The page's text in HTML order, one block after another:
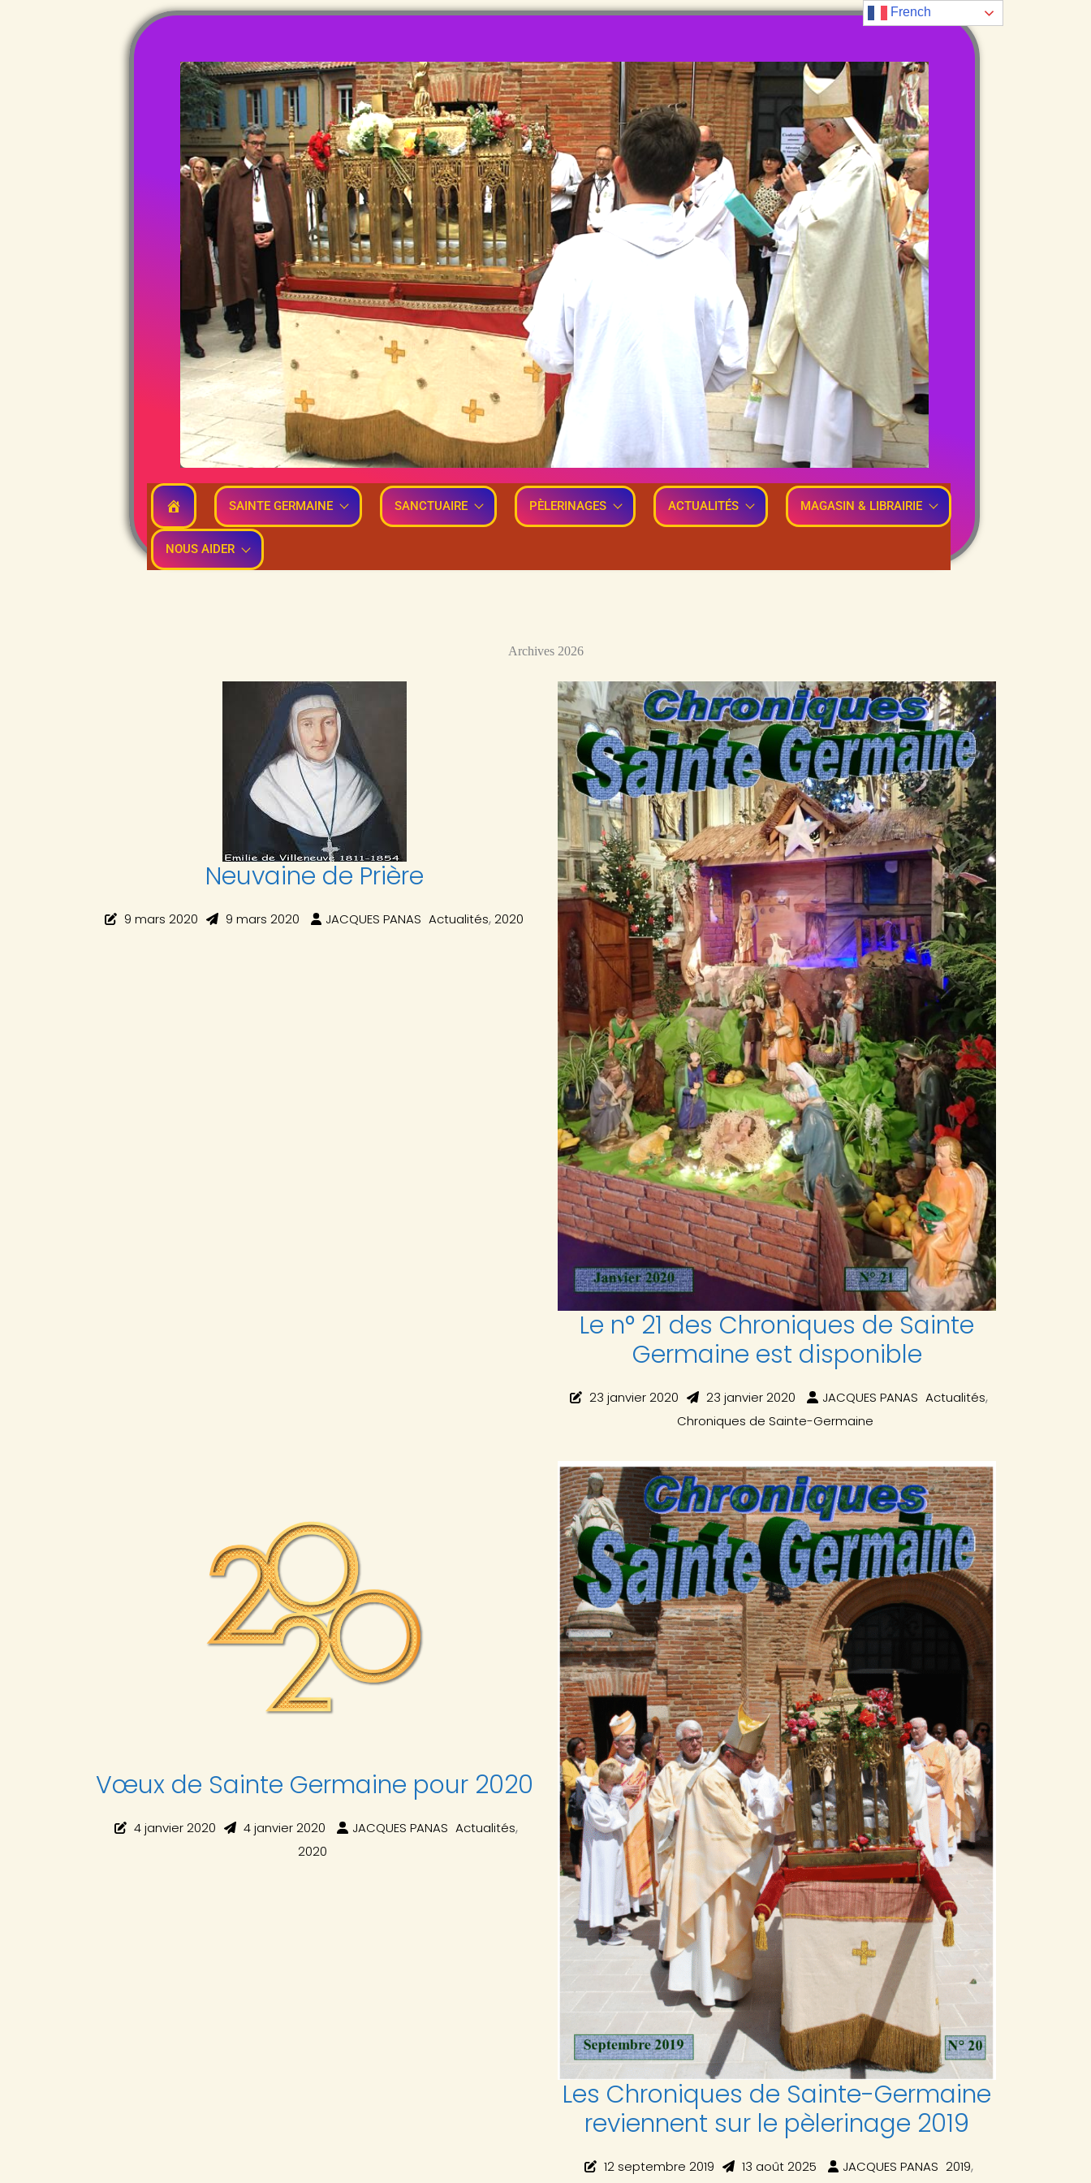
SAINTE GERMAINE SANCTUAIRE PÈLERINAGES ACTUALITÉS MAGASIN & LIBRAIRIE
NOUS AIDER
Archives 2026
Neuvaine de Prière
9 mars 2020 9 mars 2020 JACQUES PANAS Actualités,2020
Le n° 21 des Chroniques de Sainte
Germaine est disponible
23 janvier 2020 23 janvier 2020 JACQUES PANAS Actualités,
Chroniques de Sainte-Germaine
Vœux de Sainte Germaine pour 2020
4 janvier 2020 4 janvier 2020 JACQUES PANAS Actualités,
2020
Les Chroniques de Sainte-Germaine
reviennent sur le pèlerinage 2019
12 septembre 2019 13 août 2025 JACQUES PANAS 2019,
French